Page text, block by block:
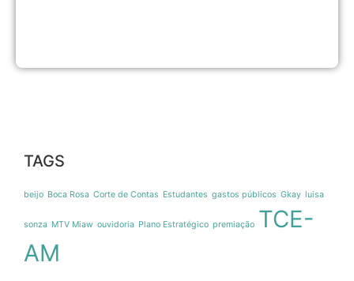
TAGS
beijo Boca Rosa Corte de Contas Estudantes gastos públicos Gkay luisa
sonza MTV Miaw ouvidoria Plano Estratégico premiação TCE-
AM